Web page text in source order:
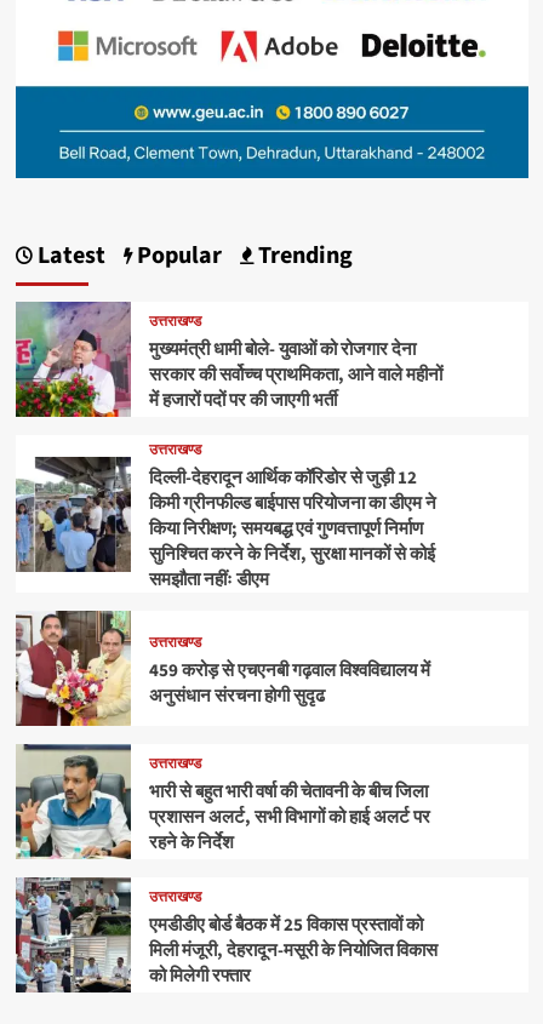
Latest Popular Trending
उत्तराखण्ड
मुख्यमंत्री धामी बोले- युवाओं को रोजगार देना
सरकार की सर्वोच्च प्राथमिकता, आने वाले महीनों
में हजारों पदों पर की जाएगी भर्ती
उत्तराखण्ड
दिल्ली-देहरादून आर्थिक कॉरिडोर से जुड़ी 12
किमी ग्रीनफील्ड बाईपास परियोजना का डीएम ने
किया निरीक्षण; समयबद्ध एवं गुणवत्तापूर्ण निर्माण
सुनिश्चित करने के निर्देश, सुरक्षा मानकों से कोई
समझौता नहींः डीएम
उत्तराखण्ड
459 करोड़ से एचएनबी गढ़वाल विश्वविद्यालय में
अनुसंधान संरचना होगी सुदृढ
उत्तराखण्ड
भारी से बहुत भारी वर्षा की चेतावनी के बीच जिला
प्रशासन अलर्ट, सभी विभागों को हाई अलर्ट पर
रहने के निर्देश
उत्तराखण्ड
एमडीडीए बोर्ड बैठक में 25 विकास प्रस्तावों को
मिली मंजूरी, देहरादून-मसूरी के नियोजित विकास
को मिलेगी रफ्तार